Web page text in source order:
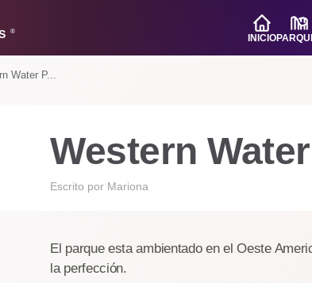
®
INICIO
Water P...
Western
Escrito por Mariona
El parque esta ambientado en el Oeste
la perfección.